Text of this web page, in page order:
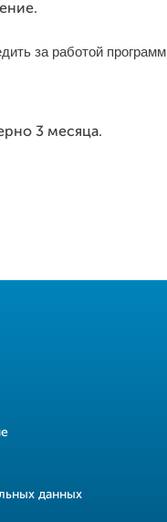
за работой
3 месяца.
данных